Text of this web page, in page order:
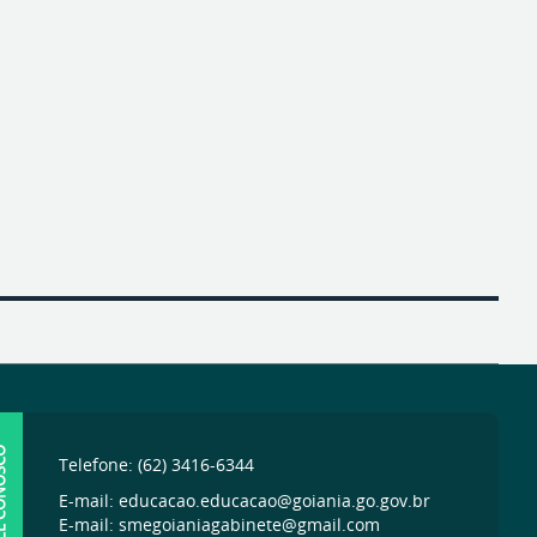
Telefone: (62) 3416-6344
E-mail: educacao.educacao@goiania.go.gov.br
E-mail: smegoianiagabinete@gmail.com